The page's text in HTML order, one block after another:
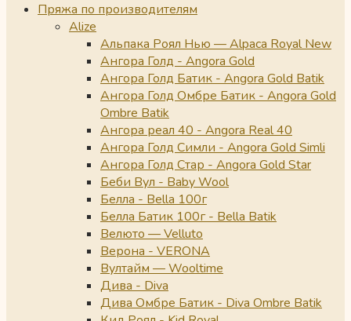
Пряжа по производителям
Alize
Альпака Роял Нью — Alpaca Royal New
Ангора Голд - Angora Gold
Ангора Голд Батик - Angora Gold Batik
Ангора Голд Омбре Батик - Angora Gold
Ombre Batik
Ангора реал 40 - Angora Real 40
Ангора Голд Симли - Angora Gold Simli
Ангора Голд Стар - Angora Gold Star
Беби Вул - Baby Wool
Белла - Bella 100г
Белла Батик 100г - Bella Batik
Велюто — Velluto
Верона - VERONA
Вултайм — Wooltime
Дива - Diva
Дива Омбре Батик - Diva Ombre Batik